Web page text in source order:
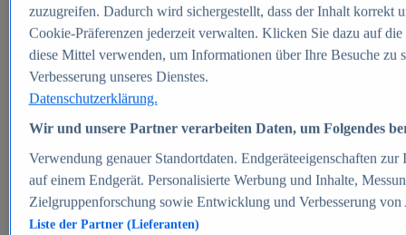
Zum Report
E-commerce
Beliebte Statistiken
Aktuelle Statistiken
E-Commerce - Entwicklung des Umsatzes in
Deutschland 1999-2025
Umsatz von Amazon in Deutschland und weltweit
2010-2025
B2C-E-Commerce: Top-50 Online Shops in
Deutschland 2024
Marktanteile von Online-Zahlungsverfahren in
Deutschland 2024
Umsatzstarke Warengruppen im Online-Handel in
Deutschland 2023-2025
zuzugreifen. Dadurch wird sichergestellt, dass der Inhalt korrekt
Cookie-Präferenzen jederzeit verwalten. Klicken Sie dazu auf
diese Mittel verwenden, um Informationen über Ihre Besuche
Verbesserung unseres Dienstes.
Datenschutzerklärung.
Wir und unsere Partner verarbeiten Daten, um Folgendes
Verwendung genauer Standortdaten. Endgeräteeigenschaften
auf einem Endgerät. Personalisierte Werbung und Inhalte,
Zielgruppenforschung sowie Entwicklung und Verbesserung von
Liste der Partner (Lieferanten)